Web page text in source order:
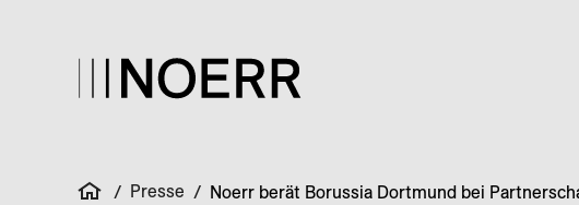
/ Presse / Noerr berät Borussia Dortmund bei